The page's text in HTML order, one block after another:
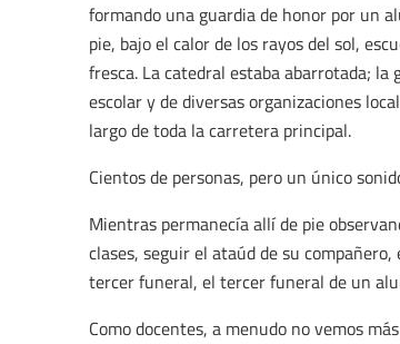
formando una guardia de honor por un
pie, bajo el calor de los rayos del sol,
fresca. La catedral estaba abarrotada;
escolar y de diversas organizaciones
largo de toda la carretera principal.
Cientos de personas, pero un único
Mientras permanecía allí de pie
clases, seguir el ataúd de su
tercer funeral, el tercer funeral de un
Como docentes, a menudo no vemos